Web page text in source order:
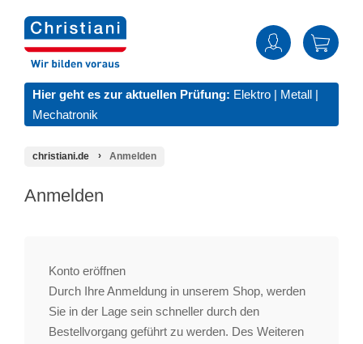
Hier geht es zur aktuellen Prüfung: Elektro | Metall |
Mechatronik
christiani.de Anmelden
Anmelden
Konto eröffnen
Durch Ihre Anmeldung in unserem Shop, werden
Sie in der Lage sein schneller durch den
Bestellvorgang geführt zu werden. Des Weiteren